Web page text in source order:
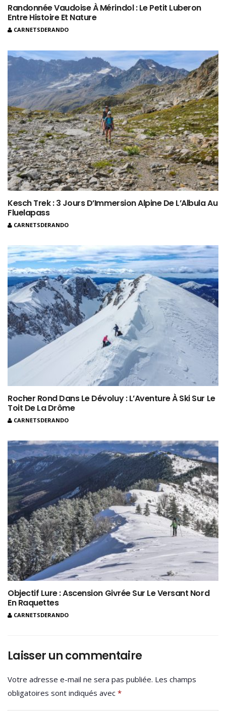
Randonnée Vaudoise À Mérindol : Le Petit Luberon
Entre Histoire Et Nature
CARNETSDERANDO
Kesch Trek : 3 Jours D’Immersion Alpine De L’Albula Au
Fluelapass
CARNETSDERANDO
Rocher Rond Dans Le Dévoluy : L’Aventure À Ski Sur Le
Toit De La Drôme
CARNETSDERANDO
Objectif Lure : Ascension Givrée Sur Le Versant Nord
En Raquettes
CARNETSDERANDO
Laisser un commentaire
Votre adresse e-mail ne sera pas publiée. Les champs
obligatoires sont indiqués avec *